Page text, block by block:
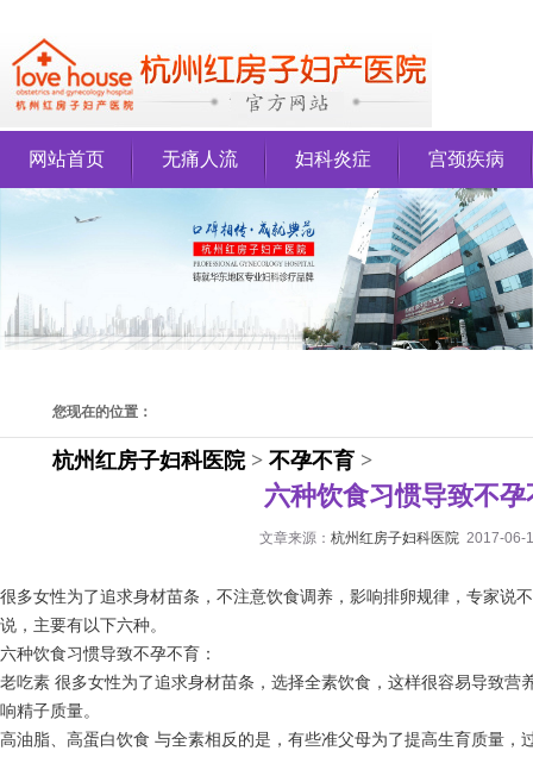
网站首页 无痛人流 妇科炎症 宫颈疾病
您现在的位置：
杭州红房子妇科医院> 不孕不育 >
六种饮食习惯导致不孕
文章来源： 杭州红房子妇科医院 2017-06-
很多女性为了追求身材苗条，不注意饮食调养，影响排卵规律，专家说
说，主要有以下六种。
六种饮食习惯导致不孕不育：
老吃素 很多女性为了追求身材苗条，选择全素饮食，这样很容易导致营
响精子质量。
高油脂、高蛋白饮食 与全素相反的是，有些准父母为了提高生育质量，